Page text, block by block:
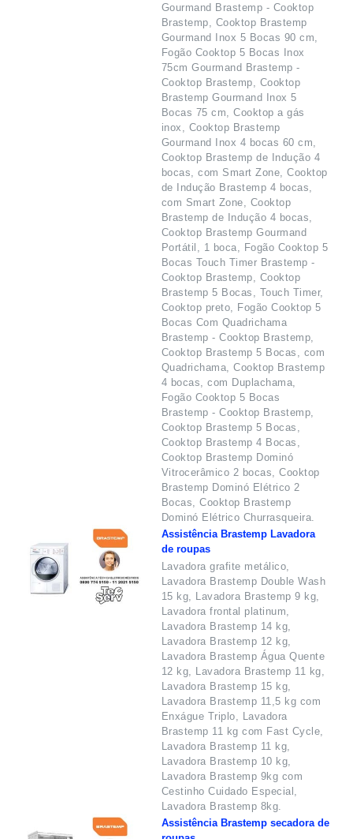
Gourmand Brastemp - Cooktop
Brastemp, Cooktop Brastemp
Gourmand Inox 5 Bocas 90 cm,
Fogão Cooktop 5 Bocas Inox
75cm Gourmand Brastemp -
Cooktop Brastemp, Cooktop
Brastemp Gourmand Inox 5
Bocas 75 cm, Cooktop a gás
inox, Cooktop Brastemp
Gourmand Inox 4 bocas 60 cm,
Cooktop Brastemp de Indução 4
bocas, com Smart Zone, Cooktop
de Indução Brastemp 4 bocas,
com Smart Zone, Cooktop
Brastemp de Indução 4 bocas,
Cooktop Brastemp Gourmand
Portátil, 1 boca, Fogão Cooktop 5
Bocas Touch Timer Brastemp -
Cooktop Brastemp, Cooktop
Brastemp 5 Bocas, Touch Timer,
Cooktop preto, Fogão Cooktop 5
Bocas Com Quadrichama
Brastemp - Cooktop Brastemp,
Cooktop Brastemp 5 Bocas, com
Quadrichama, Cooktop Brastemp
4 bocas, com Duplachama,
Fogão Cooktop 5 Bocas
Brastemp - Cooktop Brastemp,
Cooktop Brastemp 5 Bocas,
Cooktop Brastemp 4 Bocas,
Cooktop Brastemp Dominó
Vitrocerâmico 2 bocas, Cooktop
Brastemp Dominó Elétrico 2
Bocas, Cooktop Brastemp
Dominó Elétrico Churrasqueira.
Assistência Brastemp Lavadora
de roupas
Lavadora grafite metálico,
Lavadora Brastemp Double Wash
15 kg, Lavadora Brastemp 9 kg,
Lavadora frontal platinum,
Lavadora Brastemp 14 kg,
Lavadora Brastemp 12 kg,
Lavadora Brastemp Água Quente
12 kg, Lavadora Brastemp 11 kg,
Lavadora Brastemp 15 kg,
Lavadora Brastemp 11,5 kg com
Enxágue Triplo, Lavadora
Brastemp 11 kg com Fast Cycle,
Lavadora Brastemp 11 kg,
Lavadora Brastemp 10 kg,
Lavadora Brastemp 9kg com
Cestinho Cuidado Especial,
Lavadora Brastemp 8kg.
Assistência Brastemp secadora de